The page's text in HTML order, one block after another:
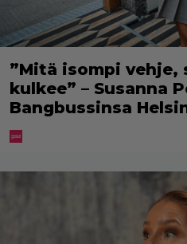
”Mitä isompi vehje,
kulkee” – Susanna
Bangbussinsa